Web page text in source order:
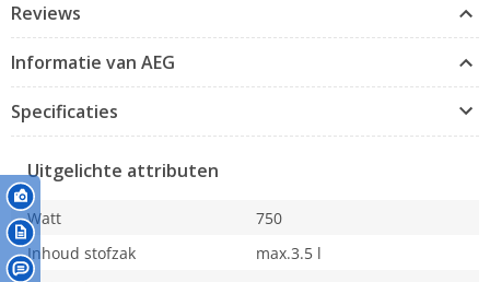
100% stofverwijdering uit kieren*. De automatische
vloerstand op de zuigmond maakt het zuigen op harde
vloeren en tapijt mogelijk zonder handmatig te moeten
omschakelen.
Makkelijk in gebruik dankzij de voetbediening
stofzuiger aan/uit of gebruik de snoerhaspel met je voet.
De CLEAN 6000 stofzuiger met zak heeft een eenvoudige
bediening zonder lastig bukken.
Een in hygiënisch opzicht schoner huis
Reviews
Informatie van AEG
Specificaties
Uitgelichte attributen
Watt
750
Inhoud stofzak
max.3.5 l